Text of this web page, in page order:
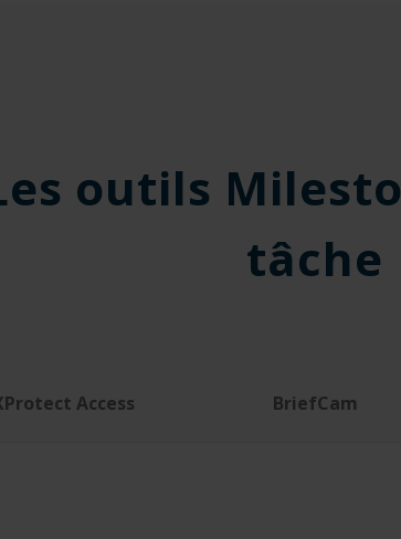
outils
tâche
Access BriefCam